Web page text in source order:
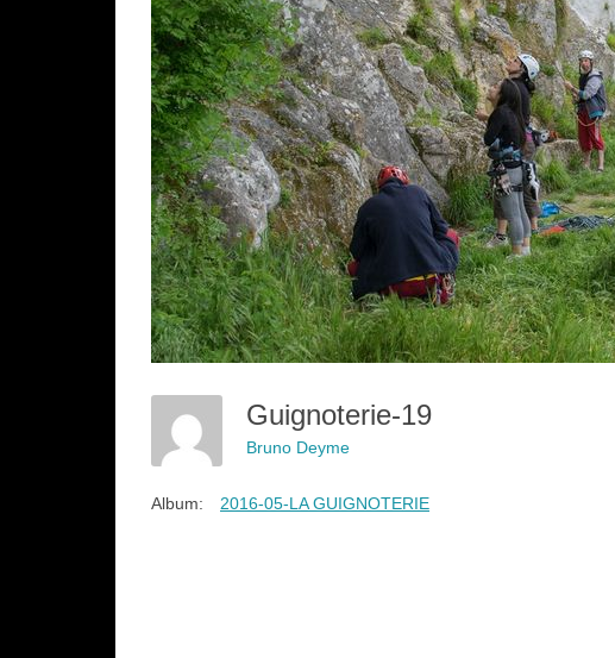
Guignoterie-19
Bruno Deyme
Album: 2016-05-LA GUIGNOTERIE